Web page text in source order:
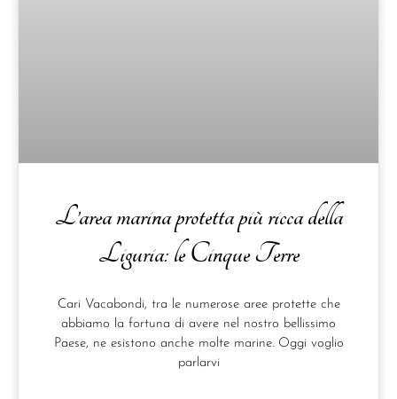
L’area marina protetta più ricca della
Liguria: le Cinque Terre
Cari Vacabondi, tra le numerose aree protette che
abbiamo la fortuna di avere nel nostro bellissimo
Paese, ne esistono anche molte marine. Oggi voglio
parlarvi